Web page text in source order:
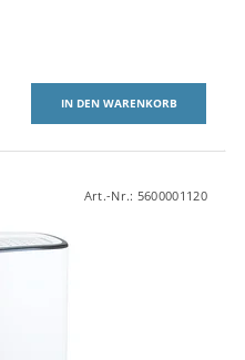
Art.-Nr.: 5600001120